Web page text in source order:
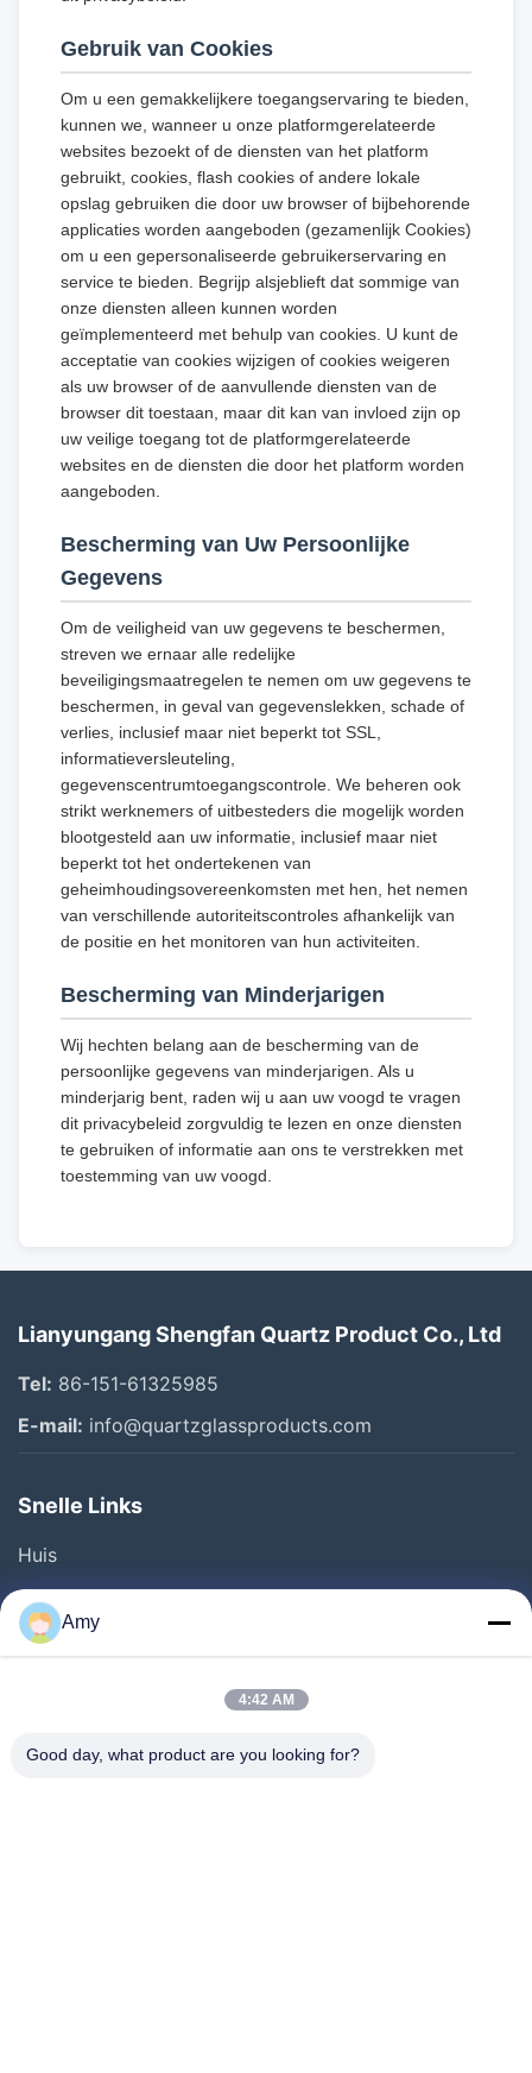
Gebruik van Cookies
Om u een gemakkelijkere toegangservaring te bieden,
kunnen we, wanneer u onze platformgerelateerde
websites bezoekt of de diensten van het platform
gebruikt, cookies, flash cookies of andere lokale
opslag gebruiken die door uw browser of bijbehorende
applicaties worden aangeboden (gezamenlijk Cookies)
om u een gepersonaliseerde gebruikerservaring en
service te bieden. Begrijp alsjeblieft dat sommige van
onze diensten alleen kunnen worden
geïmplementeerd met behulp van cookies. U kunt de
acceptatie van cookies wijzigen of cookies weigeren
als uw browser of de aanvullende diensten van de
browser dit toestaan, maar dit kan van invloed zijn op
uw veilige toegang tot de platformgerelateerde
websites en de diensten die door het platform worden
aangeboden.
Bescherming van Uw Persoonlijke
Gegevens
Om de veiligheid van uw gegevens te beschermen,
streven we ernaar alle redelijke
beveiligingsmaatregelen te nemen om uw gegevens te
beschermen, in geval van gegevenslekken, schade of
verlies, inclusief maar niet beperkt tot SSL,
informatieversleuteling,
gegevenscentrumtoegangscontrole. We beheren ook
strikt werknemers of uitbesteders die mogelijk worden
blootgesteld aan uw informatie, inclusief maar niet
beperkt tot het ondertekenen van
geheimhoudingsovereenkomsten met hen, het nemen
van verschillende autoriteitscontroles afhankelijk van
de positie en het monitoren van hun activiteiten.
Bescherming van Minderjarigen
Wij hechten belang aan de bescherming van de
persoonlijke gegevens van minderjarigen. Als u
minderjarig bent, raden wij u aan uw voogd te vragen
dit privacybeleid zorgvuldig te lezen en onze diensten
te gebruiken of informatie aan ons te verstrekken met
toestemming van uw voogd.
Lianyungang Shengfan Quartz Product Co., Ltd
Tel: 86-151-61325985
E-mail: info@quartzglassproducts.com
Snelle Links
Huis
Producten
Video's
Kwaliteitscontrole
Amy
4:42 AM
Good day, what product are you looking for?